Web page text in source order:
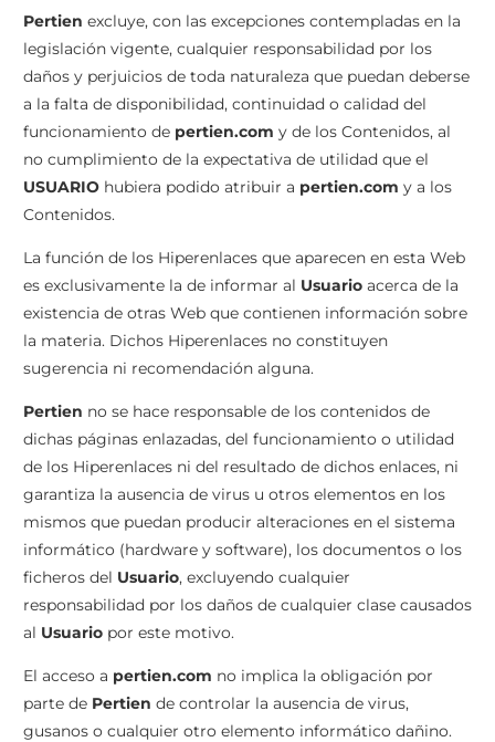
Pertien excluye, con las excepciones contempladas en la
legislación vigente, cualquier responsabilidad por los
daños y perjuicios de toda naturaleza que puedan deberse
a la falta de disponibilidad, continuidad o calidad del
funcionamiento de pertien.com y de los Contenidos, al
no cumplimiento de la expectativa de utilidad que el
USUARIO hubiera podido atribuir a pertien.com y a los
Contenidos.
La función de los Hiperenlaces que aparecen en esta Web
es exclusivamente la de informar al Usuario acerca de la
existencia de otras Web que contienen información sobre
la materia. Dichos Hiperenlaces no constituyen
sugerencia ni recomendación alguna.
Pertien no se hace responsable de los contenidos de
dichas páginas enlazadas, del funcionamiento o utilidad
de los Hiperenlaces ni del resultado de dichos enlaces, ni
garantiza la ausencia de virus u otros elementos en los
mismos que puedan producir alteraciones en el sistema
informático (hardware y software), los documentos o los
ficheros del Usuario, excluyendo cualquier
responsabilidad por los daños de cualquier clase causados
al Usuario por este motivo.
El acceso a pertien.com no implica la obligación por
parte de Pertien de controlar la ausencia de virus,
gusanos o cualquier otro elemento informático dañino.